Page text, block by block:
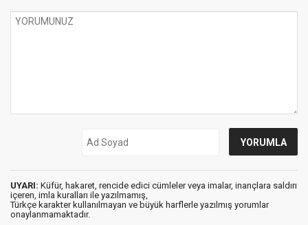
UYARI: Küfür, hakaret, rencide edici cümleler veya imalar, inançlara saldırı
içeren, imla kuralları ile yazılmamış,
Türkçe karakter kullanılmayan ve büyük harflerle yazılmış yorumlar
onaylanmamaktadır.